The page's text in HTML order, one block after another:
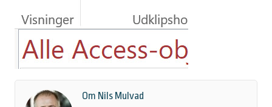
Om Nils Mulvad